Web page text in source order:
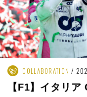
COLLABORATION
【F1】イタリア